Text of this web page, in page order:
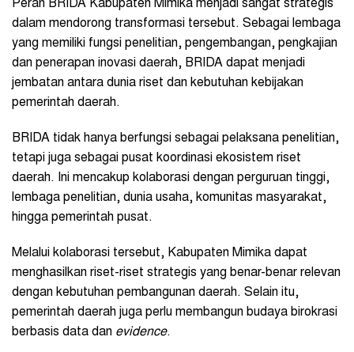
Peran BRIDA Kabupaten Mimika menjadi sangat strategis
dalam mendorong transformasi tersebut. Sebagai lembaga
yang memiliki fungsi penelitian, pengembangan, pengkajian
dan penerapan inovasi daerah, BRIDA dapat menjadi
jembatan antara dunia riset dan kebutuhan kebijakan
pemerintah daerah.
BRIDA tidak hanya berfungsi sebagai pelaksana penelitian,
tetapi juga sebagai pusat koordinasi ekosistem riset
daerah. Ini mencakup kolaborasi dengan perguruan tinggi,
lembaga penelitian, dunia usaha, komunitas masyarakat,
hingga pemerintah pusat.
Melalui kolaborasi tersebut, Kabupaten Mimika dapat
menghasilkan riset-riset strategis yang benar-benar relevan
dengan kebutuhan pembangunan daerah. Selain itu,
pemerintah daerah juga perlu membangun budaya birokrasi
berbasis data dan evidence.